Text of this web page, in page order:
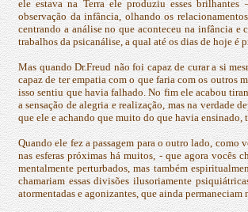
ele estava na Terra ele produziu esses
observação da infância, olhando os
centrando a análise no que aconteceu na infância
trabalhos da psicanálise, a qual até os dias de hoje é
Mas quando Dr.Freud não foi capaz de curar a si
capaz de ter empatia com o que faria com os outros
isso sentiu que havia falhado. No fim ele acabou
a sensação de alegria e realização, mas na verdade
que ele e achando que muito do que havia
Quando ele fez a passagem para o outro lado, como
nas esferas próximas há muitos, - que agora vocês
mentalmente perturbados, mas também
chamariam essas divisões ilusoriamente
atormentadas e agonizantes, que ainda permaneciam